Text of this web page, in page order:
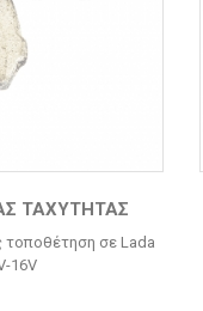
ΤΑΧΎΤΗΤΑΣ
τοποθέτηση σε Lada
16V